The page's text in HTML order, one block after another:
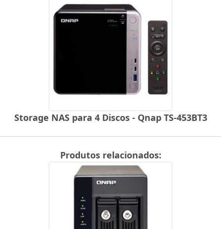
Storage NAS para 4 Discos - Qnap TS-453BT3
Produtos relacionados: